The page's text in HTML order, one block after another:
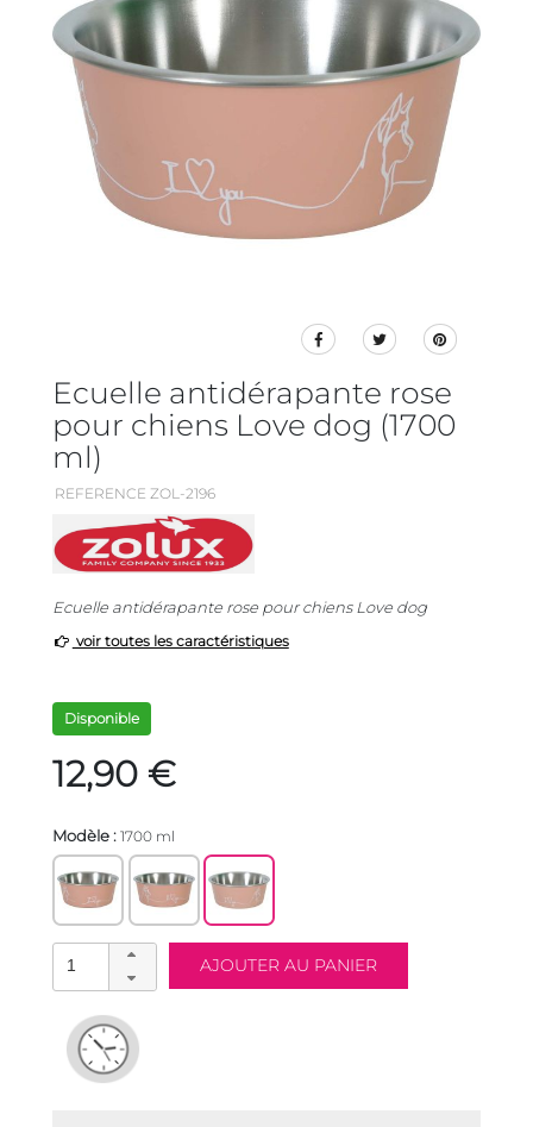
Ecuelle antidérapante rose
pour chiens Love dog (1700
ml)
REFERENCE ZOL-2196
Ecuelle antidérapante rose pour chiens Love dog
voir toutes les caractéristiques
Disponible
12,90 €
Modèle : 1700 ml